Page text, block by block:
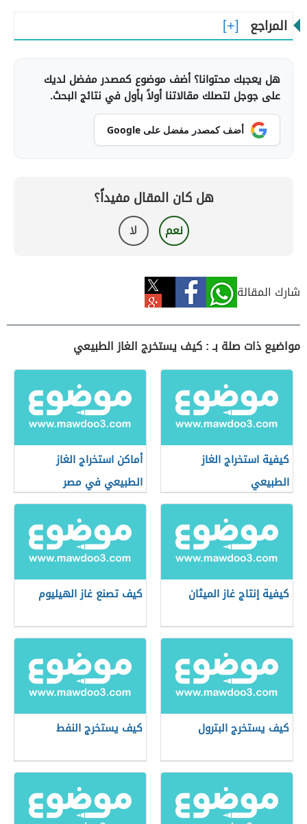
المراجع
هل يعجبك محتوانا؟ أضف موضوع كمصدر مفضل لديك
على جوجل لتصلك مقالاتنا أولاً بأول في نتائج البحث.
أضف كمصدر مفضل على Google
هل كان المقال مفيداً؟
نعم لا
شارك المقالة
مواضيع ذات صلة بـ : كيف يستخرج الغاز الطبيعي
كيفية استخراج الغاز
الطبيعي
أماكن استخراج الغاز
الطبيعي في مصر
كيفية إنتاج غاز الميثان كيف تصنع غاز الهيليوم
كيف يستخرج البترول كيف يستخرج النفط